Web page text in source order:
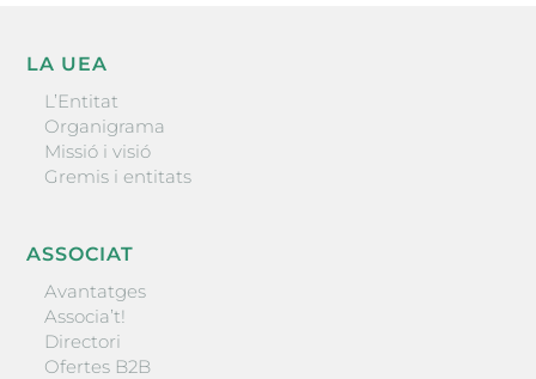
LA UEA
L’Entitat
Organigrama
Missió i visió
Gremis i entitats
ASSOCIAT
Avantatges
Associa’t!
Directori
Ofertes B2B